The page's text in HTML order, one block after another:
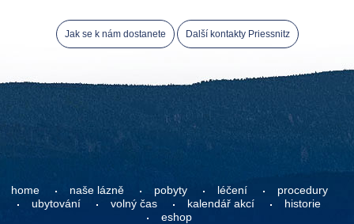
Jak se k nám dostanete Další kontakty Priessnitz
home naše lázně pobyty léčení
procedury
ubytování
volný čas kalendář akcí
historie
eshop